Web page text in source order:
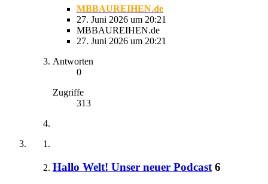
MBBAUREIHEN.de
27. Juni 2026 um 20:21
MBBAUREIHEN.de
27. Juni 2026 um 20:21
Antworten
0
Zugriffe
313
Hallo Welt! Unser neuer Podcast 6